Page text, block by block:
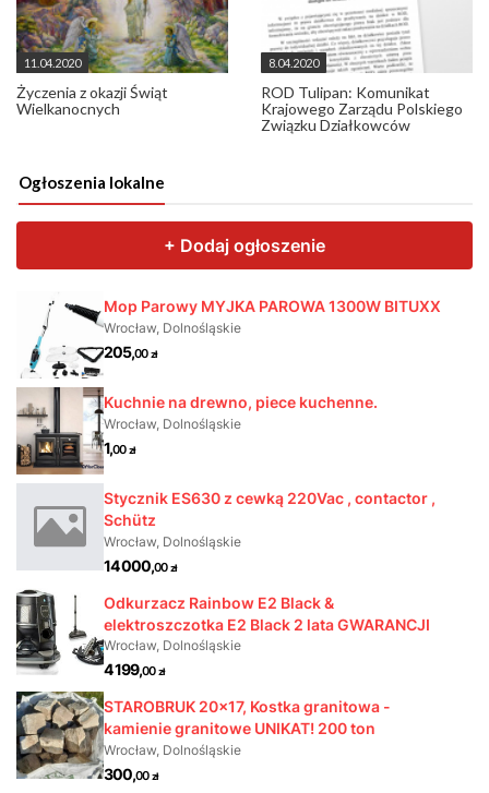
11.04.2020
Życzenia z okazji Świąt
Wielkanocnych
8.04.2020
ROD Tulipan: Komunikat
Krajowego Zarządu Polskiego
Związku Działkowców
Ogłoszenia lokalne